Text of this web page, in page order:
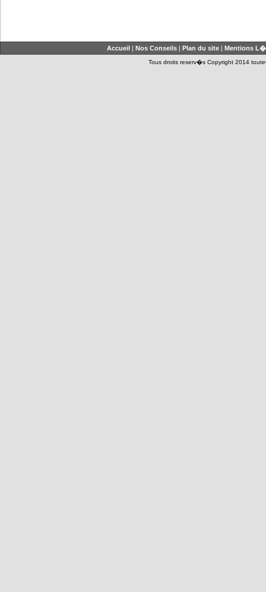
Accueil| Nos Conseils| Plan du site| Mentions
Tous droits reserv�s Copyright 2014